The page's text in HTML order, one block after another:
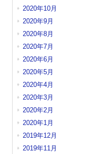
2020年10月
2020年9月
2020年8月
2020年7月
2020年6月
2020年5月
2020年4月
2020年3月
2020年2月
2020年1月
2019年12月
2019年11月